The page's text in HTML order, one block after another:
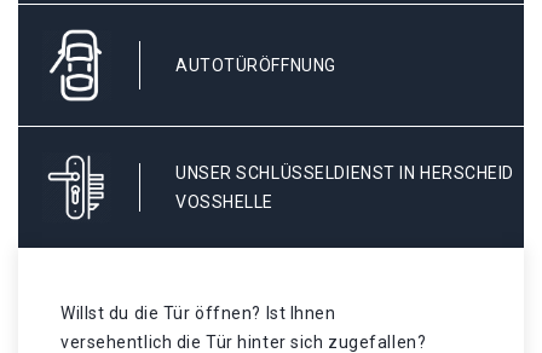
AUTOTÜRÖFFNUNG
UNSER SCHLÜSSELDIENST IN HERSCHEID
VOSSHELLE
Willst du die Tür öffnen? Ist Ihnen
versehentlich die Tür hinter sich zugefallen?